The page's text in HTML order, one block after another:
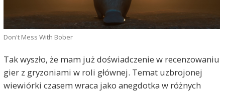
Don't Mess With Bober
Tak wyszło, że mam już doświadczenie w recenzowaniu
gier z gryzoniami w roli głównej. Temat uzbrojonej
wiewiórki czasem wraca jako anegdotka w różnych